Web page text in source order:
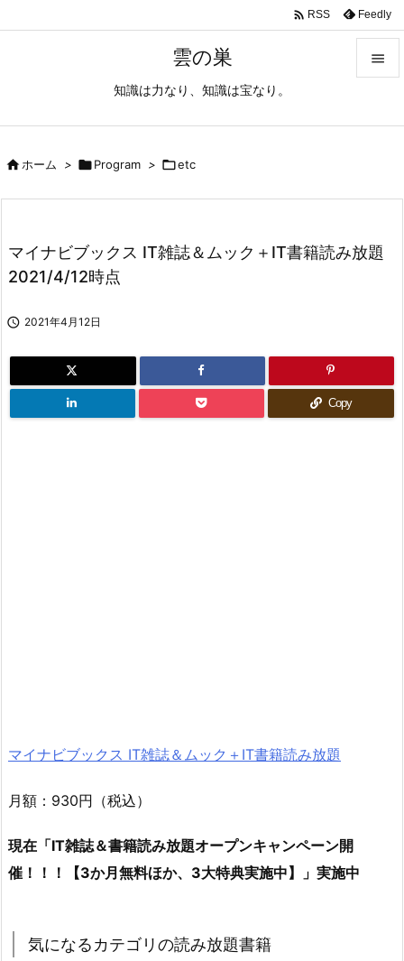
雲の巣
知識は力なり、知識は宝なり。

次へ
 RSS Feedly
ホーム > Program > etc
マイナビブックス IT雑誌＆ムック＋IT書籍読み放題
2021/4/12時点
 2021年4月12日
Copy
マイナビブックス IT雑誌＆ムック＋IT書籍読み放題
月額：930円（税込）
現在「IT雑誌＆書籍読み放題オープンキャンペーン開
催！！！【3か月無料ほか、3大特典実施中】」実施中
気になるカテゴリの読み放題書籍